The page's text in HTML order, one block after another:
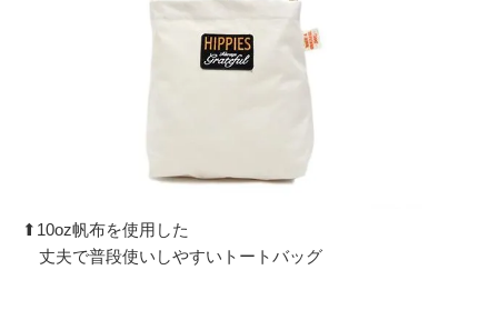
⬆︎10oz帆布を使用した
丈夫で普段使いしやすいトートバッグ